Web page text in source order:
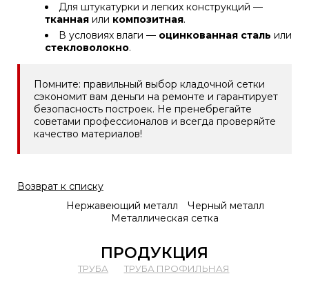
Для штукатурки и легких конструкций —
тканная или композитная.
В условиях влаги — оцинкованная сталь или
стекловолокно.
Помните: правильный выбор кладочной сетки
сэкономит вам деньги на ремонте и гарантирует
безопасность построек. Не пренебрегайте
советами профессионалов и всегда проверяйте
качество материалов!
Возврат к списку
Нержавеющий металл
Черный металл
Металлическая сетка
ПРОДУКЦИЯ
ТРУБА
ТРУБА ПРОФИЛЬНАЯ